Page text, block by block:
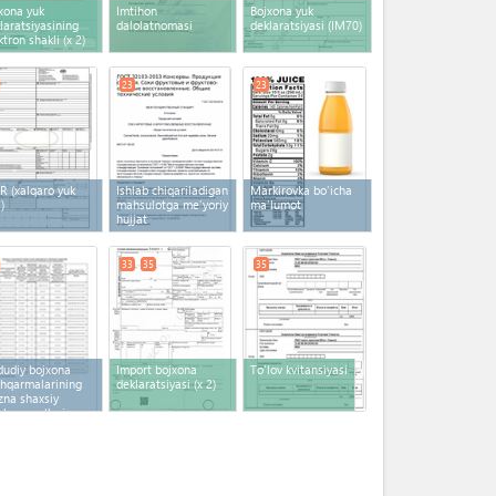
yuk
shakli(x 2)
Imtihon
dalolatnomasi
Bojxona yuk
deklaratsiyasi (IM70)
(xalqaro yuk
Ishlab chiqariladigan
mahsulotga me’yoriy
hujjat
23
Markirovka bo'icha
ma'lumot
23
bojxona
shaxsiy
varag‘lari
Import bojxona
deklaratsiyasi(x 2)
33 35
To'lov kvitansiyasi
35